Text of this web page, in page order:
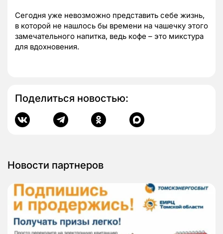
Сегодня уже невозможно представить себе жизнь,
в которой не нашлось бы времени на чашечку этого
замечательного напитка, ведь кофе – это микстура
для вдохновения.
Поделиться новостью:
Новости партнеров